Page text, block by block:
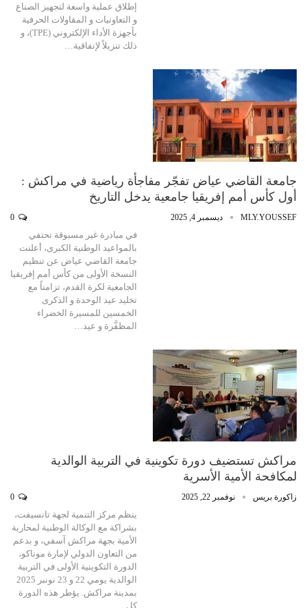
إطلاق عملية واسعة لتجهيز الصناع
و التعاونيات و المقاولات الحرفية
بأجهزة الأداء الإلكتروني (TPE)، و
ذلك تنزيلاً لإتفاقية…
جامعة القاضي عياض تفجّر مفاجأة رياضية في مراكش :
أول كأس أمم إفريقيا جامعية يدخل التاريخ
MLY.YOUSSEF ديسمبر 4, 2025
في مبادرة غير مسبوقة تحتفي
بالمواعيد الوطنية الكبرى، أعلنت
جامعة القاضي عياض عن تنظيم
النسخة الأولى من كأس أمم إفريقيا
الجامعية لكرة القدم، تزامناً مع
تخليد عيد الوحدة و الذكرى
الخمسين للمسيرة الخضراء
المظفَّرة و عيد…
مراكش تستضيف دورة تكوينية في التربية الوالدية
لمكافحة الأمية الأسرية
زاكورة بريس نوفمبر 22, 2025
ينظم مركز التنمية لجهة تانسيفت،
بشراكة مع الوكالة الوطنية لمحاربة
الأمية بجهة مراكش آسفي، و بدعم
من التعاون الدولي لإمارة موناكو،
الدورة التكوينية الأولى في التربية
الوالدية يومي 22 و 23 نونبر 2025
بمدينة مراكش. يؤطر هذه الدورة
كل…